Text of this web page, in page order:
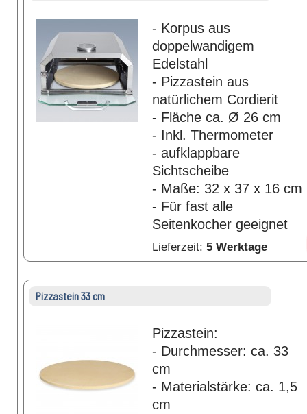
- Korpus aus
doppelwandigem
Edelstahl
- Pizzastein aus
natürlichem Cordierit
- Fläche ca. Ø 26 cm
- Inkl. Thermometer
- aufklappbare
Sichtscheibe
- Maße: 32 x 37 x 16 cm
- Für fast alle
Seitenkocher geeignet
Lieferzeit: 5 Werktage
Pizzastein 33 cm
Pizzastein:
- Durchmesser: ca. 33
cm
- Materialstärke: ca. 1,5
cm